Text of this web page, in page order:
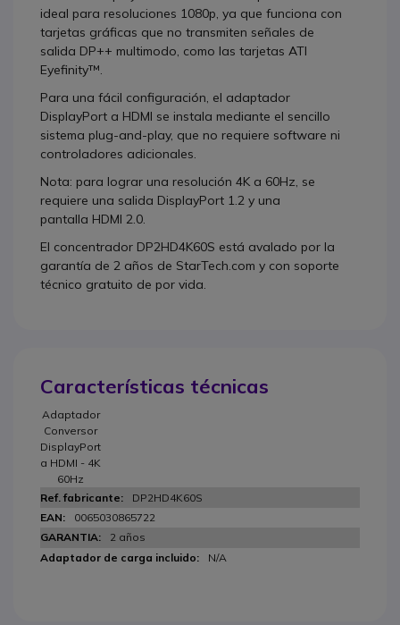
ideal para resoluciones 1080p, ya que funciona con
tarjetas gráficas que no transmiten señales de
salida DP++ multimodo, como las tarjetas ATI
Eyefinity™.
Para una fácil configuración, el adaptador
DisplayPort a HDMI se instala mediante el sencillo
sistema plug-and-play, que no requiere software ni
controladores adicionales.
Nota: para lograr una resolución 4K a 60Hz, se
requiere una salida DisplayPort 1.2 y una
pantalla HDMI 2.0.
El concentrador DP2HD4K60S está avalado por la
garantía de 2 años de StarTech.com y con soporte
técnico gratuito de por vida.
Características técnicas
Adaptador
Conversor
DisplayPort
a HDMI - 4K
60Hz
DP2HD4K60S
0065030865722
2 años
N/A